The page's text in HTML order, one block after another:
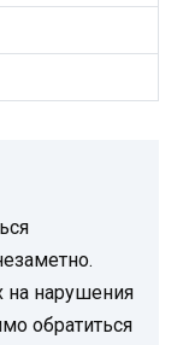
на нарушения
обратиться